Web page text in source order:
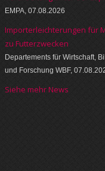
EMPA, 07.08.2026
Importerleichterungen für
zu Futterzwecken
Departements für Wirtschaft,
und Forschung WBF,
Siehe mehr News